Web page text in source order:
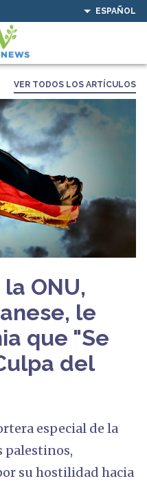
ESPAÑOL
VER TODOS LOS ARTÍCULOS
ONU,
le
que "Se
del
especial de la
palestinos,
su hostilidad hacia